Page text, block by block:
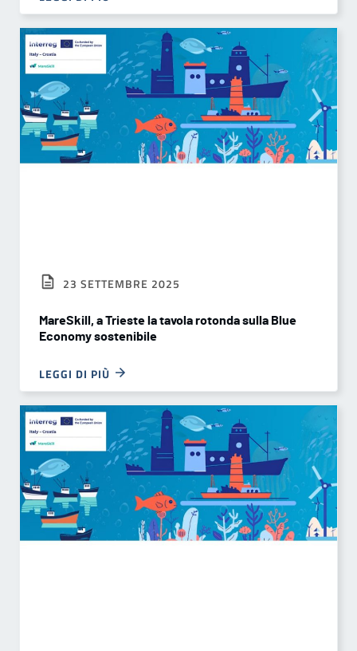
23 SETTEMBRE 2025
MareSkill, a Trieste la tavola rotonda sulla Blue
Economy sostenibile
LEGGI DI PIÙ